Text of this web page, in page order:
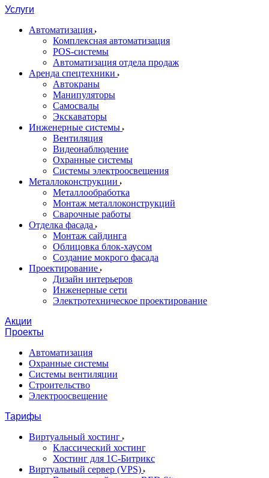
Услуги
Автоматизация
Комплексная автоматизация
POS-системы
Автоматизация отдела продаж
Аренда спецтехники
Автокраны
Манипуляторы
Самосвалы
Экскаваторы
Инженерные системы
Вентиляция
Видеонаблюдение
Охранные системы
Системы электроосвещения
Металлоконструкции
Металлообработка
Монтаж металлоконструкций
Сварочные работы
Отделка фасада
Монтаж сайдинга
Облицовка блок-хаусом
Создание мокрого фасада
Проектирование
Дизайн интерьеров
Инженерные сети
Электротехническое проектирование
Акции
Проекты
Автоматизация
Охранные системы
Системы вентиляции
Строительство
Электроосвещение
Тарифы
Виртуальный хостинг
Классический хостинг
Хостинг для 1С-Битрикс
Виртуальный сервер (VPS)